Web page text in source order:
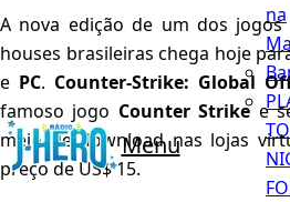
Menu
na
A nova edição de um dos
houses brasileiras chega hoje
e PC. Counter-Strike: Global
famoso jogo Counter Strike e
meio de download nas lojas
preço de US$ 15.